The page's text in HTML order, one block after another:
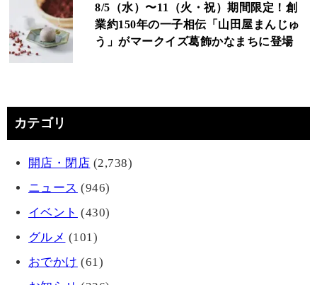
8/5（水）〜11（火・祝）期間限定！創
業約150年の一子相伝「山田屋まんじゅ
う」がマークイズ葛飾かなまちに登場
カテゴリ
開店・閉店 (2,738)
ニュース (946)
イベント (430)
グルメ (101)
おでかけ (61)